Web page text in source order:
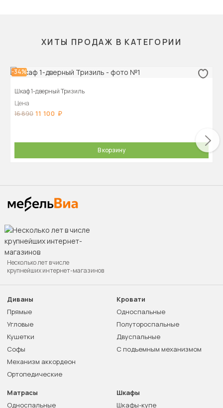
ХИТЫ ПРОДАЖ В КАТЕГОРИИ
-34%
Шкаф 1-дверный Тризиль
Цена
16 890 11 100
В корзину
Несколько лет в числе
крупнейших интернет-магазинов
Диваны
Прямые
Угловые
Кушетки
Софы
Механизм аккордеон
Ортопедические
Кровати
Односпальные
Полутороспальные
Двуспальные
С подъемным механизмом
Матрасы
Односпальные
Шкафы
Шкафы-купе